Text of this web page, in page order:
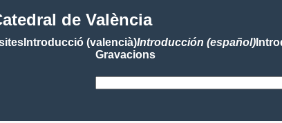
de València
Introducció (valencià)Introducción (español)
Gravacions